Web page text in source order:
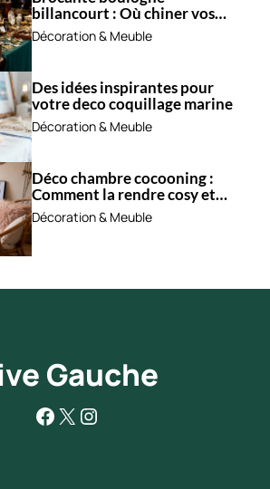
billancourt : Où chiner vos
trésors ?
Décoration & Meuble
Des idées inspirantes pour
votre deco coquillage marine
Décoration & Meuble
Déco chambre cocooning :
Comment la rendre cosy et
apaisante ?
Décoration & Meuble
Gauche
Facebook
X Instagram